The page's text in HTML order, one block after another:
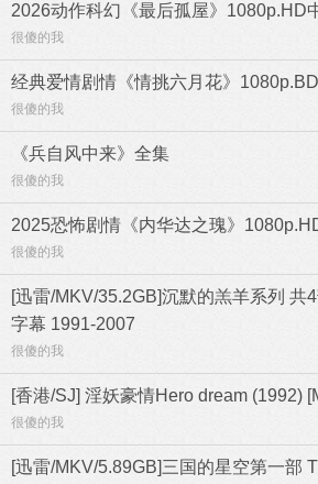
2026动作科幻《最后孤屋》1080p.HD
很傻的我
经典爱情剧情《情挑六月花》
很傻的我
《兵自风中来》全集
很傻的我
2025恐怖剧情《内华达之瑰》
很傻的我
[迅雷/MKV/35.2GB]沉默的羔羊系列 共
字幕 1991-2007
很傻的我
[香港/SJ] 淫妖豪情Hero dream (1992)
很傻的我
[迅雷/MKV/5.89GB]三国的星空第一部